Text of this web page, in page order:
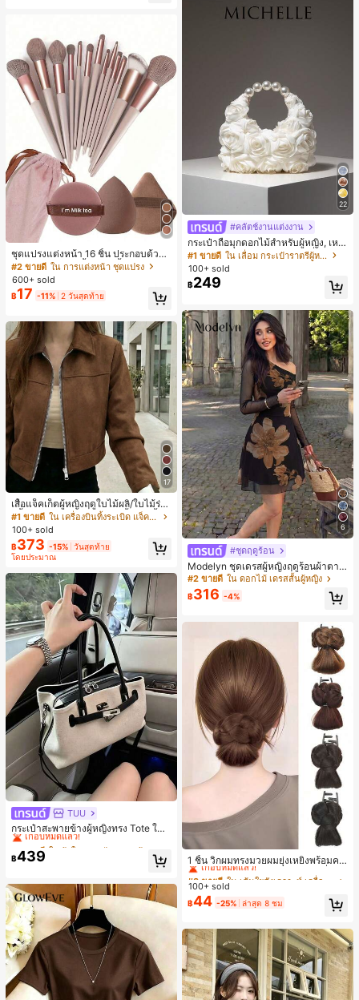
ชุดแปรงแต่งหน้า 16 ชิ้น ประกอบด้วยแ
ปรงแต่งหน้า 13 ชิ้น, ฟองน้ำแต่งหน้ารู
ปหยดน้ำ 1 ชิ้น, แปรงแป้งรองพื้นกลม 1
ชิ้น และฟองน้ำแต่งหน้ารูปสามเหลี่ยม
1 ชิ้น - ชุดคลาสสิก ทำจากขนสังเคราะ
ห์นุ่มและเป็นมิตรต่อผิว เหมาะสำหรับผู้
หญิงและเด็กผู้หญิง เหมาะสำหรับฤดูใบ
ไม้ร่วงและฤดูหนาว
#2 ขายดี ใน การแต่งหน้า ชุดแปรง
600+ sold
฿17 -11% 2 วันสุดท้าย
17
เสื้อแจ็คเก็ตผู้หญิงฤดูใบไม้ผลิ/ใบไม้ร่วง
สีพื้น หนังเทียม สไตล์ปกคอเสื้อ ซิปขึ้น
แขนยาว สไตล์ลำลอง วิทยาลัย สนามบิ
น เสื้อนอก สีน้ำตาล สไตล์สบายๆ ฤดูใบ
ไม้ร่วง
#1 ขายดี
ใน เครื่องบินทิ้งระเบิด แจ็คเก็ตผู้หญิง
100+ sold
฿373 -15% วันสุดท้าย
โดยประมาณ
TUU
กระเป๋าสะพายข้างผู้หญิงทรง Tote ใบเ
ล็ก สไตล์วินเทจ ผิวด้าน คอลเลกชันให
ม่ฤดูร้อน 2026 สำหรับเดินทางไปทำงา
น แมตช์ง่าย
#1 ขายดี
เกือบหมดแล้ว!
#1 ขายดี
เกือบหมดแล้ว!
#1 ขายดี
เกือบหมดแล้ว!
เกือบหมดแล้ว!
฿439
22
#คลัตช์งานแต่งงาน
กระเป๋าถือมุกดอกไม้สำหรับผู้หญิง, เหม
าะสำหรับชุดราตรี, ชุดบอล, เครื่องประ
ดับงานแต่งงาน, กระเป๋าสตางค์สุภาพส
ตรีหรูหรา, ของขวัญสำหรับผู้หญิง (ลาย
สุ่ม)
#1 ขายดี
ใน เลื่อม กระเป๋าราตรีผู้หญิง
100+ sold
฿249
6
#ชุดฤดูร้อน
Modelyn ชุดเดรสผู้หญิงฤดูร้อนผ้าตาข่
ายพิมพ์ลาย คอไม่สมมาตร จับจีบ หรูหร
า เซ็กซี่
#2 ขายดี ใน ดอกไม้ เดรสสั้นผู้หญิง
฿316 -4%
1 ชิ้น วิกผมทรงมวยผมยุ่งเหยิงพร้อมคลิ
ปหนีบผม, คลิปหนีบผมสังเคราะห์ที่ได้รั
บการอัปเกรดแฟชั่น, วิกผมเส้นใยทนคว
ามร้อนสูงที่ออกแบบมาสำหรับผู้หญิง, ใ
ช้งานง่ายโดยไม่ต้องใช้เครื่องมือ, เหมา
สมบูรณ์แบบสำหรับผู้หญิง คลิปหนีบผม
คลิปหนีบผมสบายๆ แฟชั่นผม คลิปหนีบ
ผมหรูหรา ฤดูร้อน ชายหาด วันหยุด
#3 ขายดี
ใน เส้นใยสังเคราะห์ เครื่องประดับผมผู้หญิง
เกือบหมดแล้ว!
#3 ขายดี
เกือบหมดแล้ว!
#3 ขายดี
เกือบหมดแล้ว!
#3 ขายดี
ใน เส้นใยสังเคราะห์ เครื่องประดับผมผู้หญิง
100+ sold
฿44 -25% ล่าสุด 8 ชม